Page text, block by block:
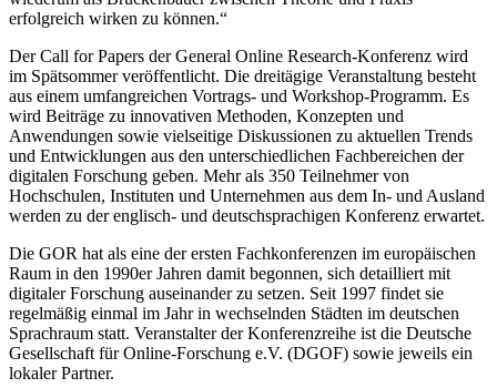
erfolgreich wirken zu können.“
Der Call for Papers der General Online Research-Konferenz wird
im Spätsommer veröffentlicht. Die dreitägige Veranstaltung besteht
aus einem umfangreichen Vortrags- und Workshop-Programm. Es
wird Beiträge zu innovativen Methoden, Konzepten und
Anwendungen sowie vielseitige Diskussionen zu aktuellen Trends
und Entwicklungen aus den unterschiedlichen Fachbereichen der
digitalen Forschung geben. Mehr als 350 Teilnehmer von
Hochschulen, Instituten und Unternehmen aus dem In- und Ausland
werden zu der englisch- und deutschsprachigen Konferenz erwartet.
Die GOR hat als eine der ersten Fachkonferenzen im europäischen
Raum in den 1990er Jahren damit begonnen, sich detailliert mit
digitaler Forschung auseinander zu setzen. Seit 1997 findet sie
regelmäßig einmal im Jahr in wechselnden Städten im deutschen
Sprachraum statt. Veranstalter der Konferenzreihe ist die Deutsche
Gesellschaft für Online-Forschung e.V. (DGOF) sowie jeweils ein
lokaler Partner.